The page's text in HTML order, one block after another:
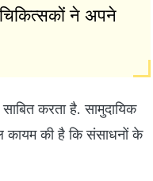
ने अपने
करता है. सामुदायिक
कायम की है कि संसाधनों के